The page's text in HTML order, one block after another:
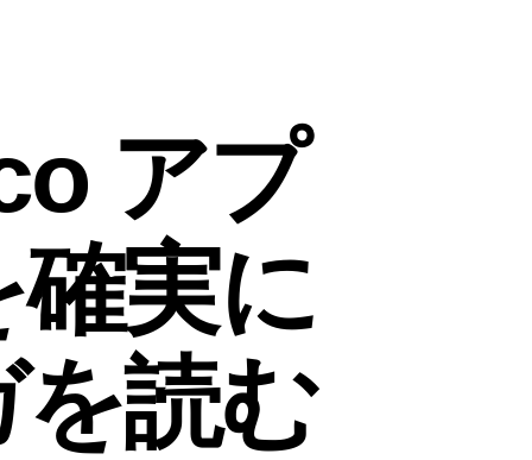
アプ
確実に
読む